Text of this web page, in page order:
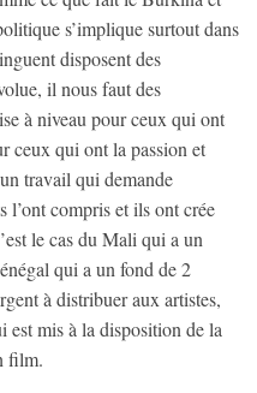
s’implique surtout dans
disposent des
il nous faut des
à niveau pour ceux qui ont
ceux qui ont la passion et
travail qui demande
l’ont compris et ils ont crée
le cas du Mali qui a un
qui a un fond de 2
à distribuer aux artistes,
est mis à la disposition de la
film.